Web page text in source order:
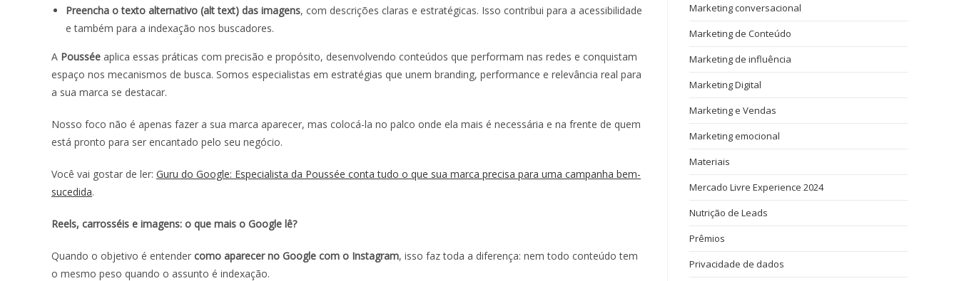
Preencha o texto alternativo (alt text) das imagens, com descrições claras e estratégicas. Isso contribui para a acessibilidade
e também para a indexação nos buscadores.
A Poussée aplica essas práticas com precisão e propósito, desenvolvendo conteúdos que performam nas redes e conquistam
espaço nos mecanismos de busca. Somos especialistas em estratégias que unem branding, performance e relevância real para
a sua marca se destacar.
Nosso foco não é apenas fazer a sua marca aparecer, mas colocá-la no palco onde ela mais é necessária e na frente de quem
está pronto para ser encantado pelo seu negócio.
Você vai gostar de ler: Guru do Google: Especialista da Poussée conta tudo o que sua marca precisa para uma campanha bem-
sucedida.
Reels, carrosséis e imagens: o que mais o Google lê?
Quando o objetivo é entender como aparecer no Google com o Instagram, isso faz toda a diferença: nem todo conteúdo tem
o mesmo peso quando o assunto é indexação.
Marketing conversacional
Marketing de Conteúdo
Marketing de influência
Marketing Digital
Marketing e Vendas
Marketing emocional
Materiais
Mercado Livre Experience 2024
Nutrição de Leads
Prêmios
Privacidade de dados